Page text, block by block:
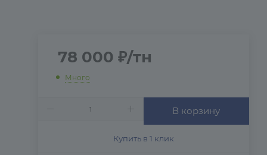
78 000 ₽/тн
Много
В корзину
Купить в 1 клик